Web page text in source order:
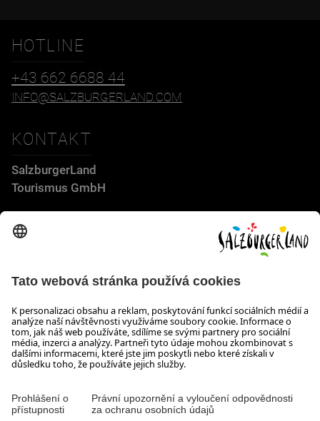
HOTLINE
+43 662 6688 44
INFO@SALZBURGERLAND.COM
KONTAKT
SalzburgerLand
Tourismus GmbH
5300 Hallwang
OTEVÍRACÍ DOBA
Těšíme se na Vaši poptávku!